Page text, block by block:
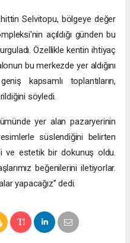
Selvitopu, bölgeye değer
açıldığı günden bu
Özellikle kentin ihtiyaç
bu merkezde yer aldığını
kapsamlı toplantıların,
söyledi.
yer alan pazaryerinin
süslendiğini belirten
ve estetik bir dokunuş oldu.
beğenilerini iletiyorlar.
yapacağız” dedi.